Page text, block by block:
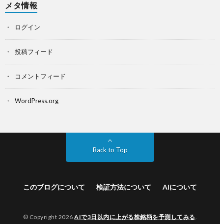
メタ情報
ログイン
投稿フィード
コメントフィード
WordPress.org
Back to Top
このブログについて 検証方法について AIについて
© Copyright 2026AIで3日以内に上がる株銘柄を予測してみる.